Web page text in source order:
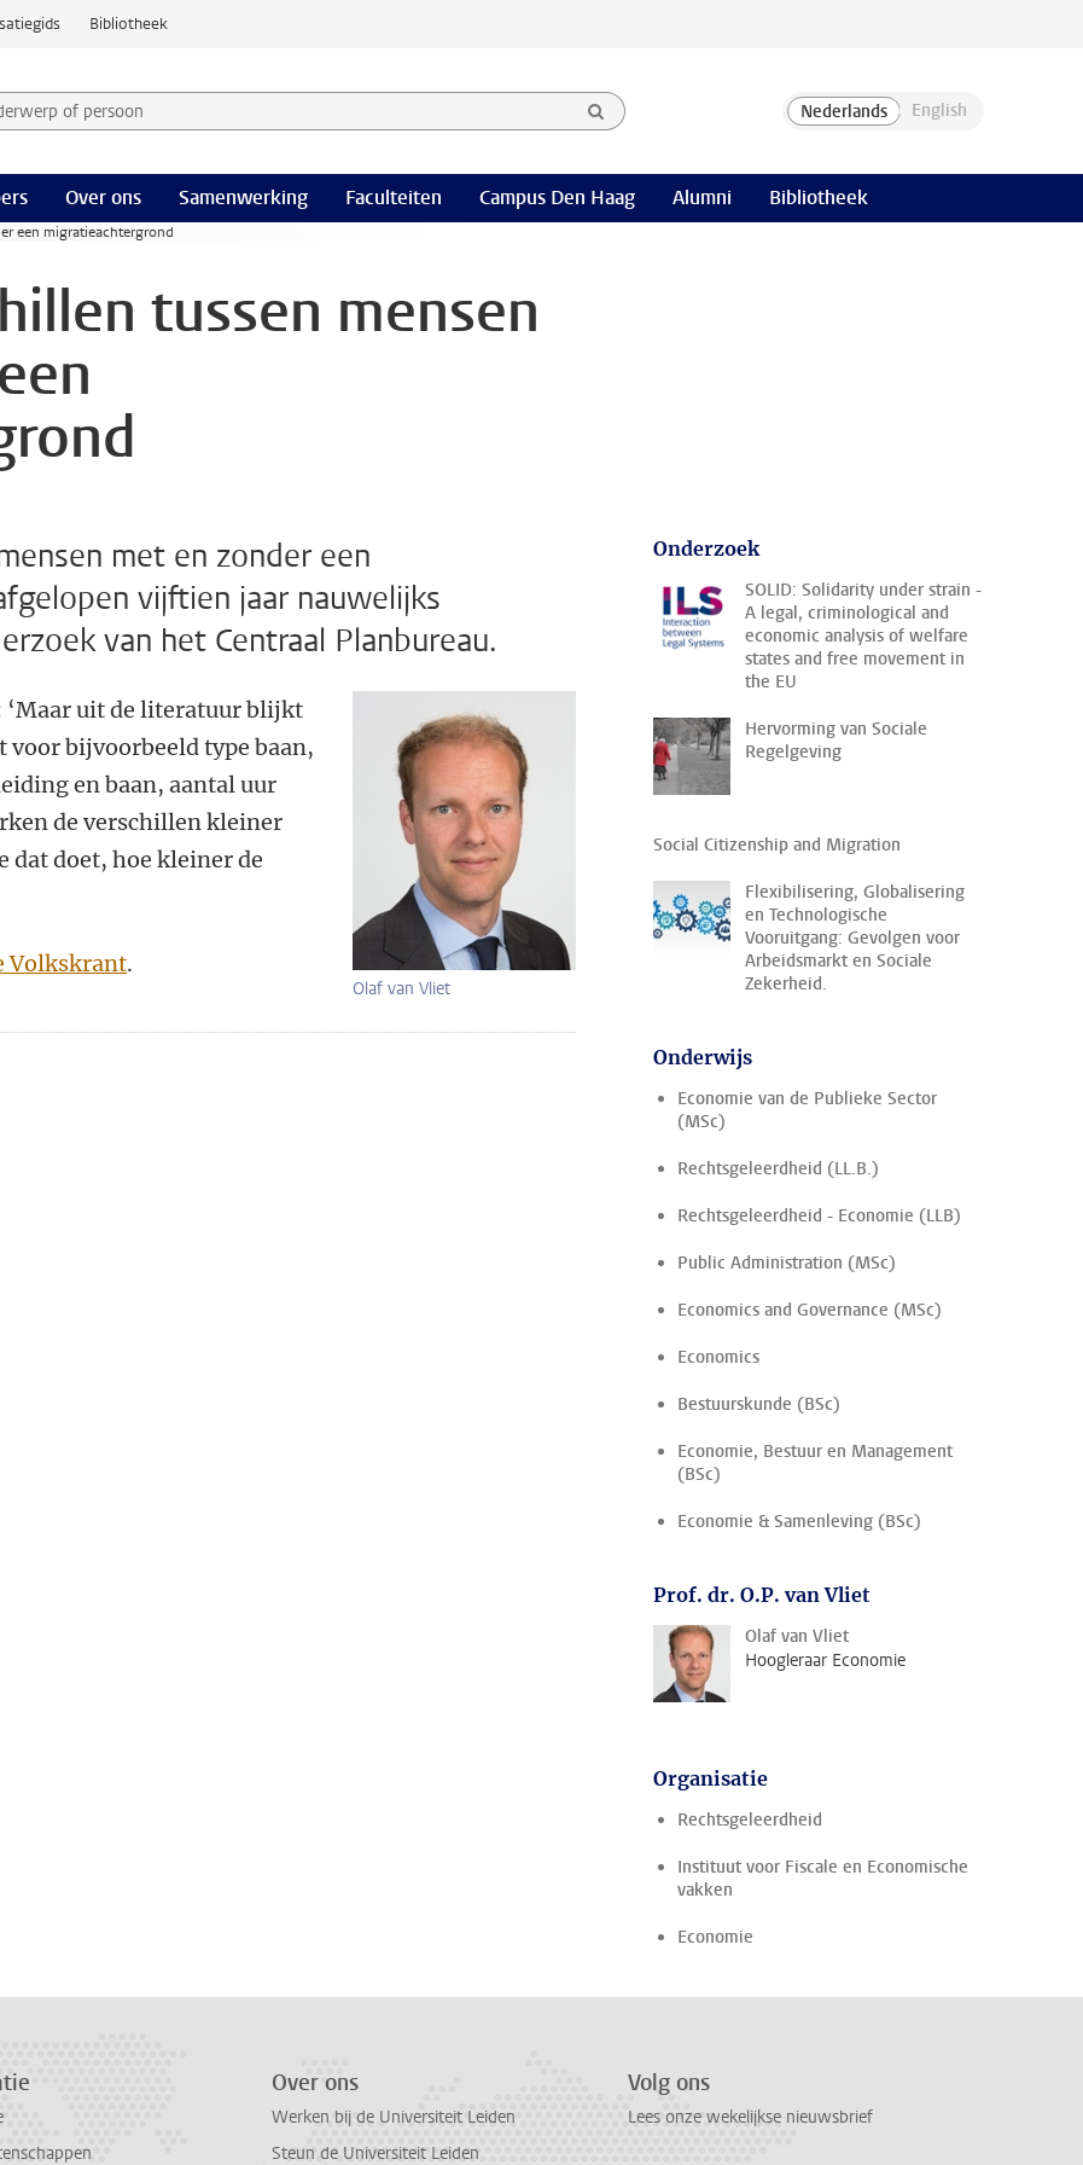
Bibliotheek
of persoon en selecteer categorie
Over ons Samenwerking Faculteiten Campus Den Haag Alumni Bibliotheek
een migratieachtergrond
tussen mensen
met en zonder een
vijftien jaar nauwelijks
van het Centraal Planbureau.
Olaf van Vliet
‘Maar uit de literatuur blijkt
voor bijvoorbeeld type baan,
en baan, aantal uur
de verschillen kleiner
dat doet, hoe kleiner de
Volkskrant.
Onderzoek
SOLID: Solidarity under strain -
A legal, criminological and
economic analysis of welfare
states and free movement in
the EU
Hervorming van Sociale
Regelgeving
Social Citizenship and Migration
Flexibilisering, Globalisering
en Technologische
Vooruitgang: Gevolgen voor
Arbeidsmarkt en Sociale
Zekerheid.
Onderwijs
Economie van de Publieke Sector
(MSc)
Rechtsgeleerdheid (LL.B.)
Rechtsgeleerdheid - Economie (LLB)
Public Administration (MSc)
Economics and Governance (MSc)
Economics
Bestuurskunde (BSc)
Economie, Bestuur en Management
(BSc)
Economie & Samenleving (BSc)
Prof. dr. O.P. van Vliet
Olaf van Vliet
Hoogleraar Economie
Organisatie
Rechtsgeleerdheid
Instituut voor Fiscale en Economische
vakken
Economie
Over ons
Werken bij de Universiteit Leiden
Steun de Universiteit Leiden
Volg ons
Lees onze wekelijkse nieuwsbrief